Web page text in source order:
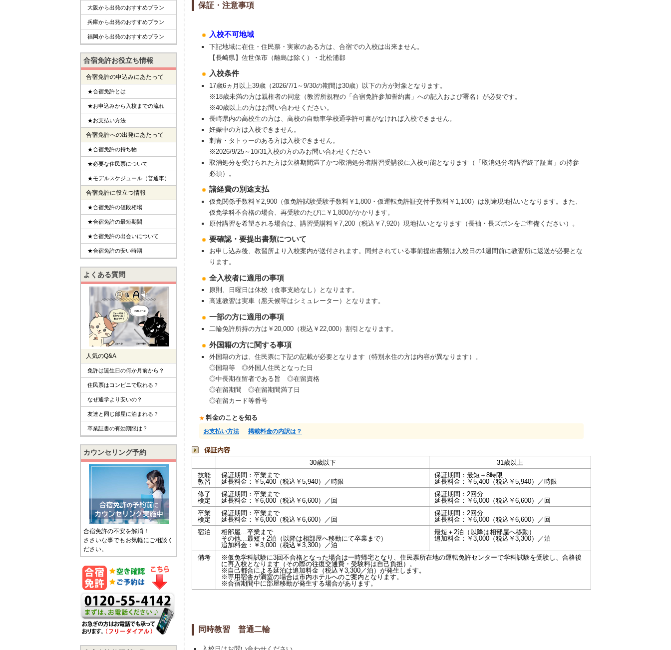
保証・注意事項
入校不可地域
下記地域に在住・住民票・実家のある方は、合宿での入校は出来ません。
【長崎県】佐世保市（離島は除く）・北松浦郡
入校条件
17歳6ヵ月以上39歳（2026/7/1～9/30の期間は30歳）以下の方が対象となります。
※18歳未満の方は親権者の同意（教習所規程の「合宿免許参加誓約書」への記入および署名）が必要です。
※40歳以上の方はお問い合わせください。
長崎県内の高校生の方は、高校の自動車学校通学許可書がなければ入校できません。
妊娠中の方は入校できません。
刺青・タトゥーのある方は入校できません。
※2026/9/25～10/31入校の方のみお問い合わせください
取消処分を受けられた方は欠格期間満了かつ取消処分者講習受講後に入校可能となります（「取消処分者講習終了証書」の持参
必須）。
諸経費の別途支払
仮免関係手数料￥2,900（仮免許試験受験手数料￥1,800・仮運転免許証交付手数料￥1,100）は別途現地払いとなります。また、
仮免学科不合格の場合、再受験のたびに￥1,800がかかります。
原付講習を希望される場合は、講習受講料￥7,200（税込￥7,920）現地払いとなります（長袖・長ズボンをご準備ください）。
要確認・要提出書類について
お申し込み後、教習所より入校案内が送付されます。同封されている事前提出書類は入校日の1週間前に教習所に返送が必要とな
ります。
全入校者に適用の事項
原則、日曜日は休校（食事支給なし）となります。
高速教習は実車（悪天候等はシミュレーター）となります。
⼀部の方に適用の事項
二輪免許所持の方は￥20,000（税込￥22,000）割引となります。
外国籍の方に関する事項
外国籍の方は、住民票に下記の記載が必要となります（特別永住の方は内容が異なります）。
◎国籍等 ◎外国人住民となった日
◎中長期在留者である旨 ◎在留資格
◎在留期間 ◎在留期間満了日
◎在留カード等番号
料金のことを知る
お支払い方法 掲載料金の内訳は？
保証内容
30歳以下
31歳以上
技能
教習
保証期間：卒業まで
延長料金：￥5,400（税込￥5,940）／時限
保証期間：最短＋8時限
延長料金：￥5,400（税込￥5,940）／時限
修了
検定
保証期間：卒業まで
延長料金：￥6,000（税込￥6,600）／回
保証期間：2回分
延長料金：￥6,000（税込￥6,600）／回
卒業
検定
保証期間：卒業まで
延長料金：￥6,000（税込￥6,600）／回
保証期間：2回分
延長料金：￥6,000（税込￥6,600）／回
宿泊
相部屋…卒業まで
その他…最短＋2泊（以降は相部屋へ移動にて卒業まで）
追加料金：￥3,000（税込￥3,300）／泊
最短＋2泊（以降は相部屋へ移動）
追加料金：￥3,000（税込￥3,300）／泊
備考
※仮免学科試験に3回不合格となった場合は一時帰宅となり、住民票所在地の運転免許センターで学科試験を受験し、合格後
に再入校となります（その際の往復交通費・受験料は自己負担）。
※自己都合による延泊は追加料金（税込￥3,300／泊）が発生します。
※専用宿舎が満室の場合は市内ホテルへのご案内となります。
※合宿期間中に部屋移動が発生する場合があります。
同時教習 普通二輪
大阪から出発のおすすめプラン
兵庫から出発のおすすめプラン
福岡から出発のおすすめプラン
合宿免許お役立ち情報
合宿免許の申込みにあたって
★合宿免許とは
★お申込みから入校までの流れ
★お支払い方法
合宿免許への出発にあたって
★合宿免許の持ち物
★必要な住民票について
★モデルスケジュール（普通車）
合宿免許に役立つ情報
★合宿免許の値段相場
★合宿免許の最短期間
★合宿免許の出会いについて
★合宿免許の安い時期
よくある質問
人気のQ&A
免許は誕生日の何か月前から？
住民票はコンビニで取れる？
なぜ通学より安いの？
友達と同じ部屋に泊まれる？
卒業証書の有効期限は？
カウンセリング予約
合宿免許の不安を解消！
ささいな事でもお気軽にご相談く
ださい。